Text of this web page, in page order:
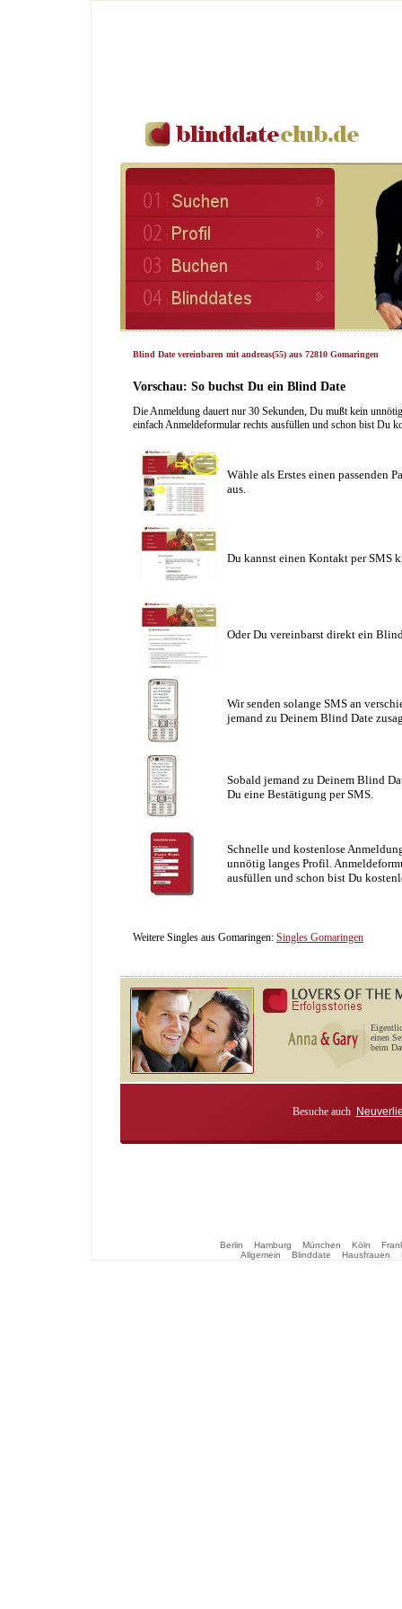
Blind Date vereinbaren mit andreas(55) aus 72810 Gomaringen
Vorschau: So buchst Du ein Blind Date
Die Anmeldung dauert nur 30 Sekunden, Du mußt kein
einfach Anmeldeformular rechts ausfüllen und schon bist Du
Wähle als Erstes einen passenden
aus.
Du kannst einen Kontakt per SMS
Oder Du vereinbarst direkt ein
Wir senden solange SMS an
jemand zu Deinem Blind Date
Sobald jemand zu Deinem Blind
Du eine Bestätigung per SMS.
Schnelle und kostenlose
unnötig langes Profil.
ausfüllen und schon bist Du
Weitere Singles aus Gomaringen: Singles Gomaringen
einen
beim
Besuche auch
Berlin Hamburg München Köln
Allgemein
Blinddate Hausfrauen